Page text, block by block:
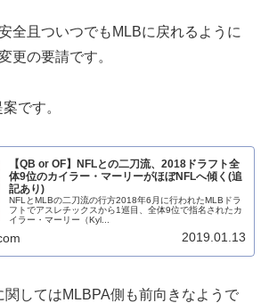
全且ついつでもMLBに戻れるように
更の要請です。
です。
【QB or OF】NFLとの二刀流、2018ドラフト全
体9位のカイラー・マーリーがほぼNFLへ傾く(追
記あり)
NFLとMLBの二刀流の行方2018年6月に行われたMLBドラ
フトでアスレチックスから1巡目、全体9位で指名されたカ
イラー・マーリー（Kyl...
2019.01.13
してはMLBPA側も前向きなようで